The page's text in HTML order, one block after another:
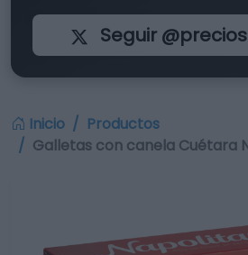
Seguir
Inicio
Productos
Galletas con canela Cuétara